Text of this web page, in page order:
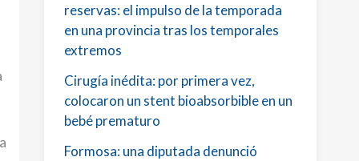
reservas: el impulso de la temporada
en una provincia tras los temporales
extremos
Cirugía inédita: por primera vez,
colocaron un stent bioabsorbible en un
bebé prematuro
Formosa: una diputada denunció